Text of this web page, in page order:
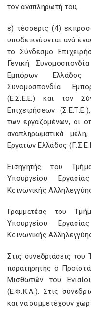
τον αναπληρωτή του,
ε) τέσσερις (4)
υποδεικνύονται ανά
το Σύνδεσμο
Γενική
Εμπόρων Ελλάδος
Συνομοσπονδία
(Ε.Σ.Ε.Ε.) και τον
Επιχειρήσεων
των εργαζομένων, οι
αναπληρωματικά
Εργατών Ελλάδος
Εισηγητής του
Υπουργείου
Κοινωνικής
Γραμματέας του
Υπουργείου
Κοινωνικής
Στις συνεδριάσεις του
παρατηρητής ο
Μισθωτών του
(Ε.Φ.Κ.Α.). Στις
και να συμμετέχουν